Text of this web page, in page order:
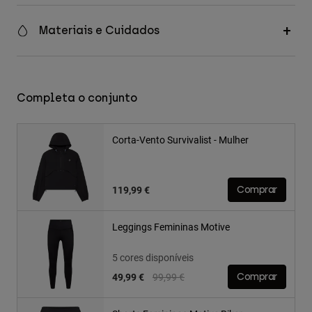
Materiais e Cuidados
Completa o conjunto
Corta-Vento Survivalist - Mulher
119,99 € Comprar
Leggings Femininas Motive
5 cores disponíveis
Price reduced from
99,99 €to
49,99 € Comprar